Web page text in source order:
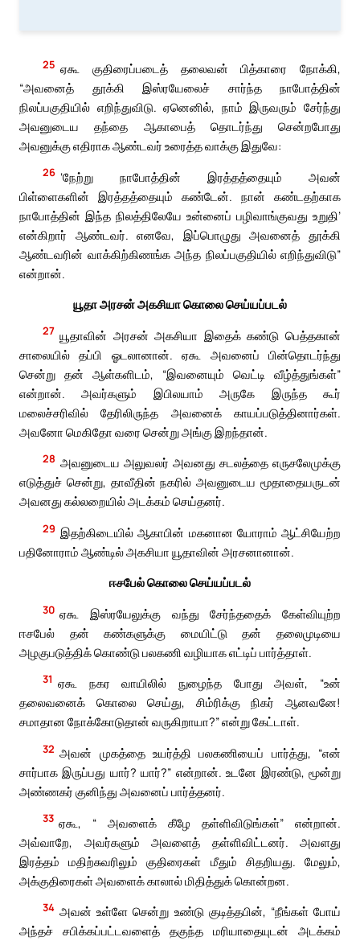
25 ஏகூ குதிரைப்படைத் தலைவன் பித்காரை நோக்கி,
“அவனைத் தூக்கி இஸ்ரயேலைச் சார்ந்த நாபோத்தின்
நிலப்பகுதியில் எறிந்துவிடு. ஏனெனில், நாம் இருவரும் சேர்ந்து
அவனுடைய தந்தை ஆகாபைத் தொடர்ந்து சென்றபோது
அவனுக்கு எதிராக ஆண்டவர் உரைத்த வாக்கு இதுவே:
26 ‘நேற்று நாபோத்தின் இரத்தத்தையும் அவன்
பிள்ளைகளின் இரத்தத்தையும் கண்டேன். நான் கண்டதற்காக
நாபோத்தின் இந்த நிலத்திலேயே உன்னைப் பழிவாங்குவது உறுதி’
என்கிறார் ஆண்டவர். எனவே, இப்பொழுது அவனைத் தூக்கி
ஆண்டவரின் வாக்கிற்கிணங்க அந்த நிலப்பகுதியில் எறிந்துவிடு”
என்றான்.
யூதா அரசன் அகசியா கொலை செய்யப்படல்
27 யூதாவின் அரசன் அகசியா இதைக் கண்டு பெத்தகான்
சாலையில் தப்பி ஓடலானான். ஏகூ அவனைப் பின்தொடர்ந்து
சென்று தன் ஆள்களிடம், “இவனையும் வெட்டி வீழ்த்துங்கள்”
என்றான். அவர்களும் இபிலயாம் அருகே இருந்த கூர்
மலைச்சரிவில் தேரிலிருந்த அவனைக் காயப்படுத்தினார்கள்.
அவனோ மெகிதோ வரை சென்று அங்கு இறந்தான்.
28 அவனுடைய அலுவலர் அவனது சடலத்தை எருசலேமுக்கு
எடுத்துச் சென்று, தாவீதின் நகரில் அவனுடைய மூதாதையருடன்
அவனது கல்லறையில் அடக்கம் செய்தனர்.
29 இதற்கிடையில் ஆகாபின் மகனான யோராம் ஆட்சியேற்ற
பதினோராம் ஆண்டில் அகசியா யூதாவின் அரசனானான்.
ஈசபேல் கொலை செய்யப்படல்
30 ஏகூ இஸ்ரயேலுக்கு வந்து சேர்ந்ததைக் கேள்வியுற்ற
ஈசபேல் தன் கண்களுக்கு மையிட்டு தன் தலைமுடியை
அழகுபடுத்திக் கொண்டு பலகணி வழியாக எட்டிப் பார்த்தாள்.
31 ஏகூ நகர வாயிலில் நுழைந்த போது அவள், “உன்
தலைவனைக் கொலை செய்து, சிம்ரிக்கு நிகர் ஆனவனே!
சமாதான நோக்கோடுதான் வருகிறாயா?” என்று கேட்டாள்.
32 அவன் முகத்தை உயர்த்தி பலகணியைப் பார்த்து, “என்
சார்பாக இருப்பது யார்? யார்?” என்றான். உடனே இரண்டு, மூன்று
அண்ணகர் குனிந்து அவனைப் பார்த்தனர்.
33 ஏகூ, “ அவளைக் கீழே தள்ளிவிடுங்கள்” என்றான்.
அவ்வாறே, அவர்களும் அவளைத் தள்ளிவிட்டனர். அவளது
இரத்தம் மதிற்சுவரிலும் குதிரைகள் மீதும் சிதறியது. மேலும்,
அக்குதிரைகள் அவளைக் காலால் மிதித்துக் கொன்றன.
34 அவன் உள்ளே சென்று உண்டு குடித்தபின், “நீங்கள் போய்
அந்தச் சபிக்கப்பட்டவளைத் தகுந்த மரியாதையுடன் அடக்கம்